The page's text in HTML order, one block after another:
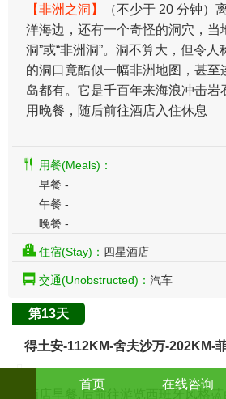
【非洲之洞】
（不少于 20 分钟）
洋海边，还有一个奇怪的洞穴，当
洞”或“非洲洞”。洞不算大，但令
的洞口竟酷似一幅非洲地图，甚至
岛都有。它是千百年来海浪冲击岩
用晚餐，随后前往酒店入住休息
用餐(Meals)：
早餐 -
午餐 -
晚餐 -
住宿(Stay)： 四星酒店
交通(Unobstructed)： 汽车
第13天
得土安-112KM-舍夫沙万-202KM-
酒店早餐,后前往游览西班牙风格
首页 在线咨询